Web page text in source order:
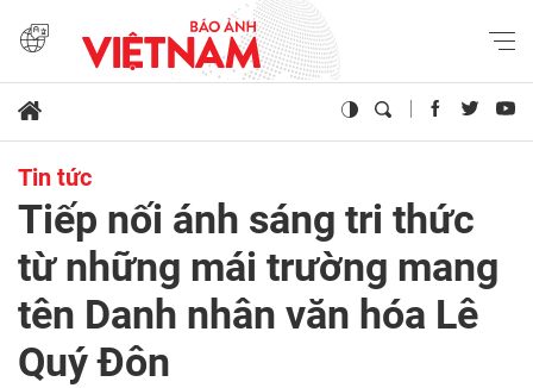
Tin tức
Tiếp nối ánh sáng tri thức
từ những mái trường mang
tên Danh nhân văn hóa Lê
Quý Đôn